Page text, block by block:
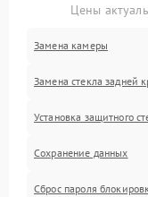
Цены
Замена камеры
Замена стекла задней
Установка защитного
Сохранение данных
Сброс пароля